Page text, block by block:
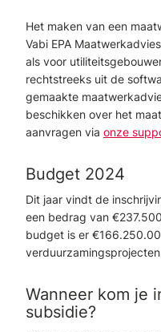
Het maken van een
Vabi EPA
als voor
rechtstreeks uit de
gemaakte
beschikken over het
aanvragen via onze
Budget 2024
Dit jaar vindt de
een bedrag van
budget is er
Wanneer kom je
subsidie?